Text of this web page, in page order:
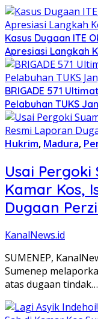
Kasus Dugaan ITE
Apresiasi Langkah
BRIGADE 571
Pelabuhan TUKS
Hukrim, Madura,
Usai Pergoki
Kamar Kos,
Dugaan
KanalNews.id
SUMENEP,
Sumenep
atas dugaan tindak…